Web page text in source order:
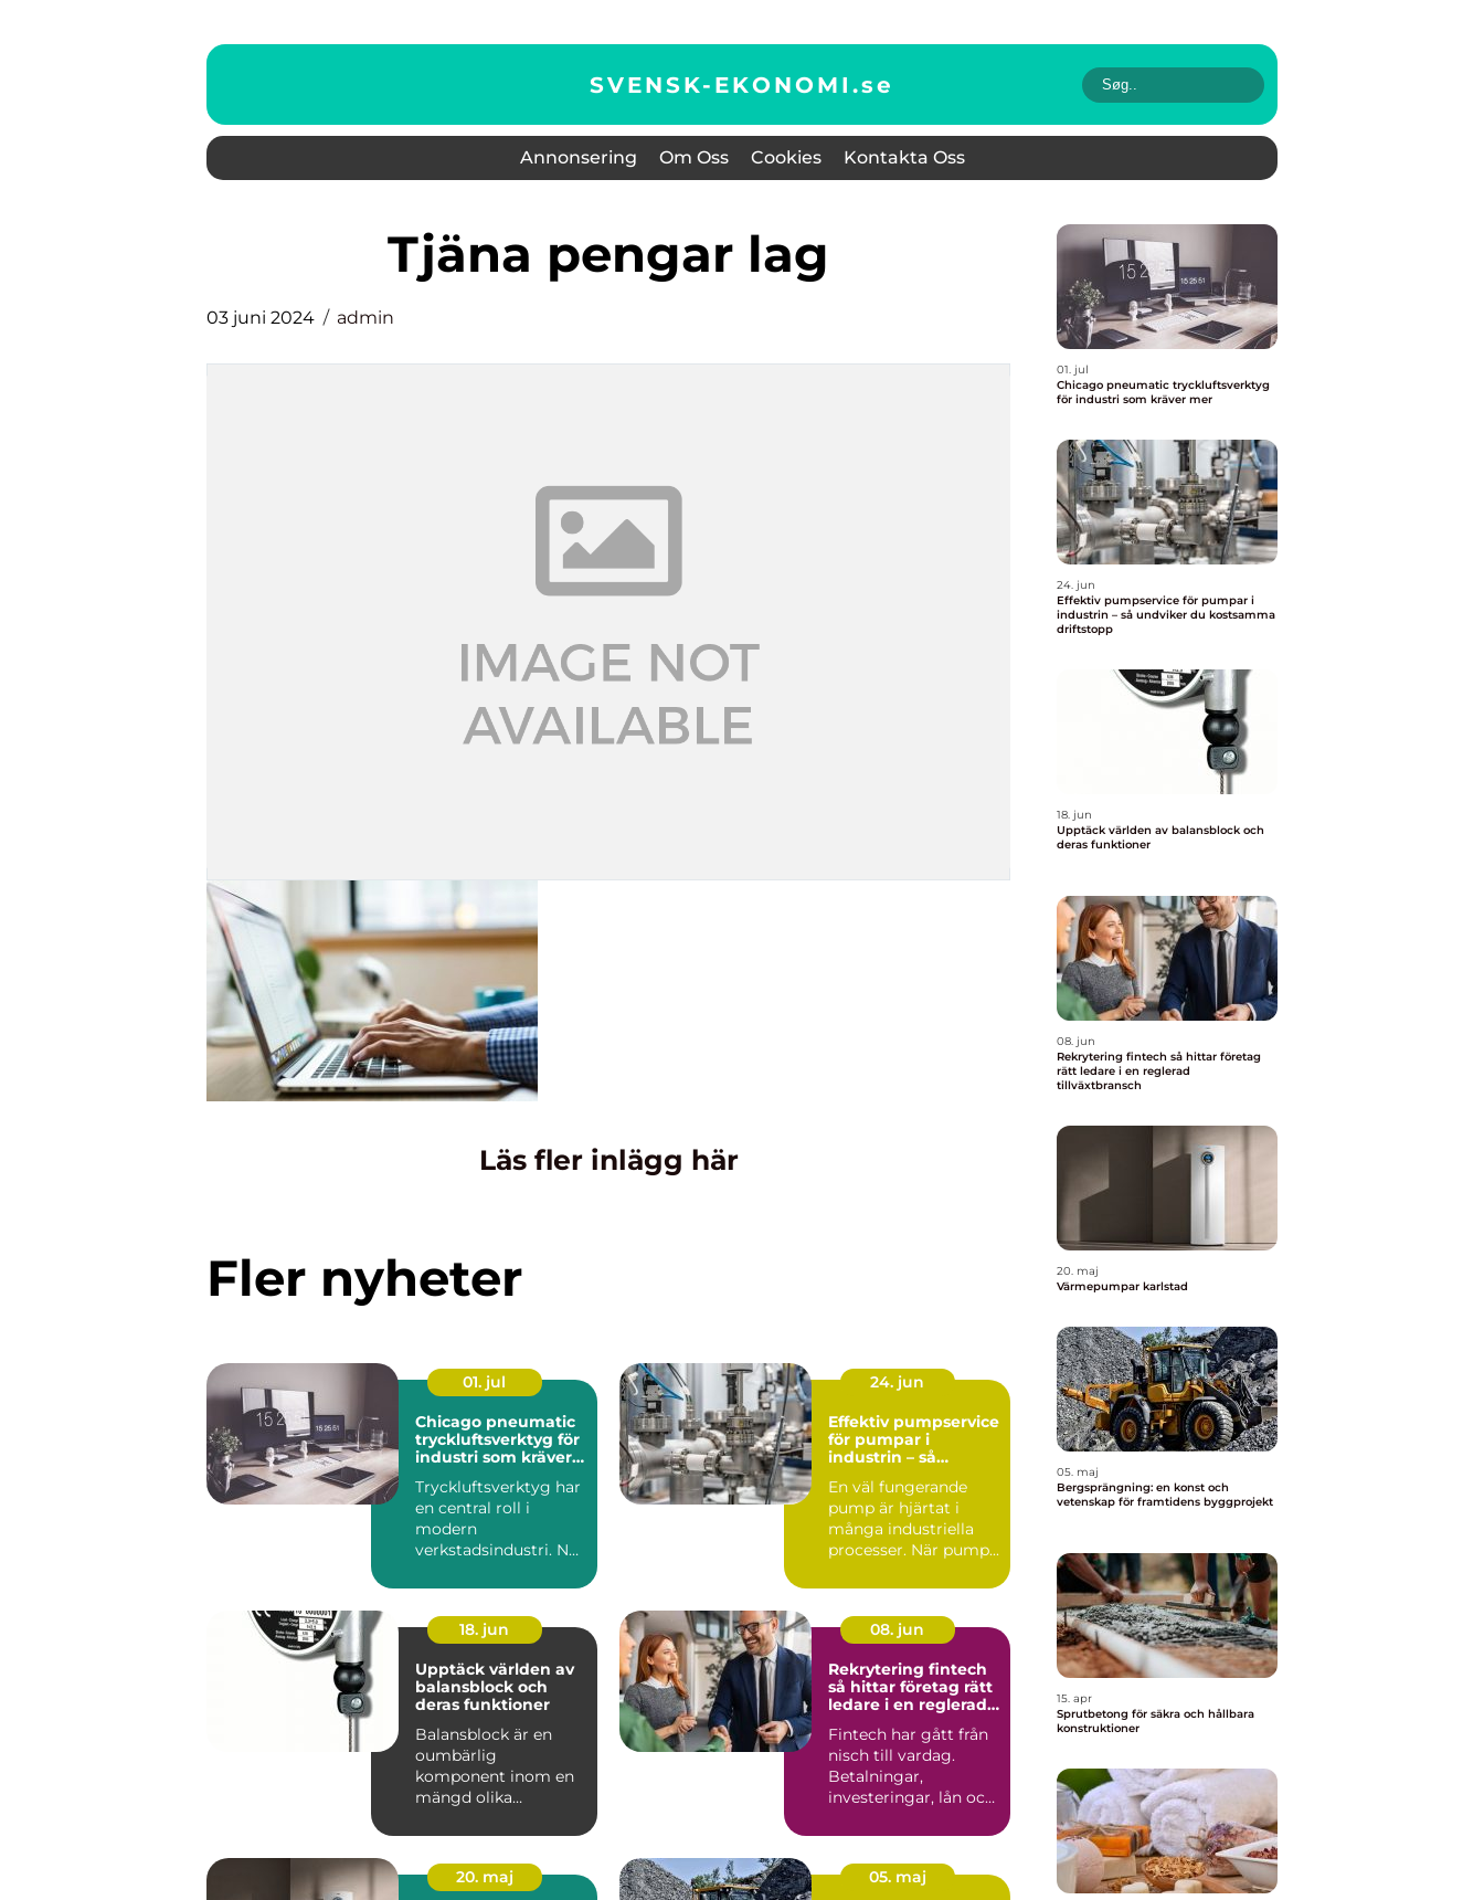
SVENSK-EKONOMI.se
Annonsering Om Oss Cookies Kontakta Oss
Tjäna pengar lag
03 juni 2024 admin
Läs fler inlägg här
Fler nyheter
01. jul
Chicago pneumatic
tryckluftsverktyg för
industri som kräver
Tryckluftsverktyg har
en central roll i
modern
verkstadsindustri. När
produktivitet, ergon...
24. jun
Effektiv pumpservice
för pumpar i
industrin – så
kostsamma
driftstopp
En väl fungerande
pump är hjärtat i
många industriella
processer. När pump...
18. jun
Upptäck världen av
balansblock och
deras funktioner
Balansblock är en
oumbärlig
komponent inom en
mängd olika
användningsområden
. Dessa e...
08. jun
Rekrytering fintech
så hittar företag rätt
ledare i en reglerad
Fintech har gått från
nisch till vardag.
Betalningar,
investeringar, lån och
in...
20. maj
05. maj
01. jul
Chicago pneumatic tryckluftsverktyg
för industri som kräver mer
24. jun
Effektiv pumpservice för pumpar i
industrin – så undviker du kostsamma
driftstopp
18. jun
Upptäck världen av balansblock och
deras funktioner
08. jun
Rekrytering fintech så hittar företag
rätt ledare i en reglerad
tillväxtbransch
20. maj
Värmepumpar karlstad
05. maj
Bergsprängning: en konst och
vetenskap för framtidens byggprojekt
15. apr
Sprutbetong för säkra och hållbara
konstruktioner